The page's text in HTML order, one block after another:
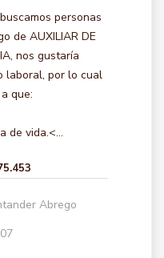
personas
de AUXILIAR DE
nos gustaría
laboral, por lo cual
que:
de vida.<...
Abrego